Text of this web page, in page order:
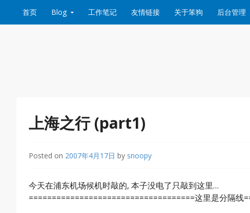
首页 Blog 工作笔记 友情链接 关于笨狗 后台管理
上海之行 (part1)
Posted on 2007年4月17日 by snoopy
今天在浦东机场候机时敲的, 本子没电了只敲到这里…
====================================这里是分隔线